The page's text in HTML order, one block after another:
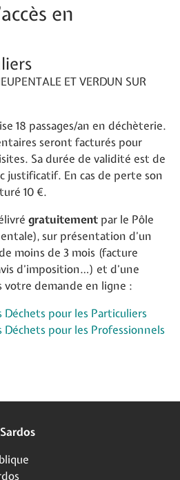
en
ET VERDUN SUR
18 passages/an en déchèterie.
seront facturés pour
Sa durée de validité est de
justificatif. En cas de perte son
10 €.
gratuitement par le Pôle
sur présentation d’un
moins de 3 mois (facture
d’imposition…) et d’une
votre demande en ligne :
Déchets pour les Particuliers
Déchets pour les Professionnels